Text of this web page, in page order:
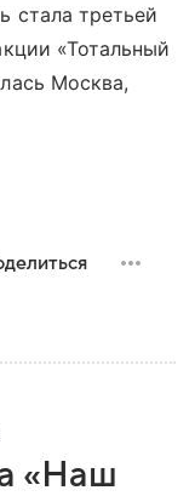
стала третьей
«Тотальный
Москва,
«Наш